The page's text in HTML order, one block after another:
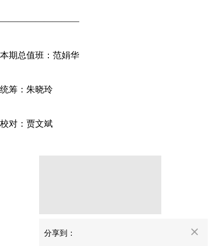
—————————
本期总值班：范娟华
统筹：朱晓玲
校对：贾文斌
分享到：